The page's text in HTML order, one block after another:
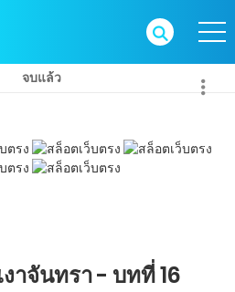
จบแล้ว
าจันทรา - บทที่ 16